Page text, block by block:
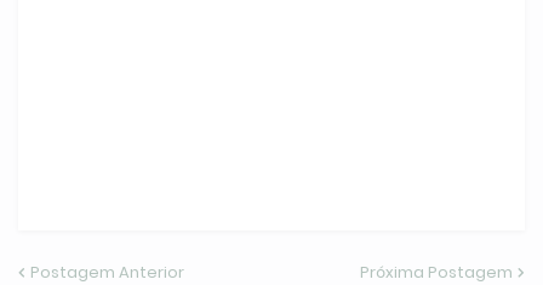
Postagem Anterior Próxima Postagem